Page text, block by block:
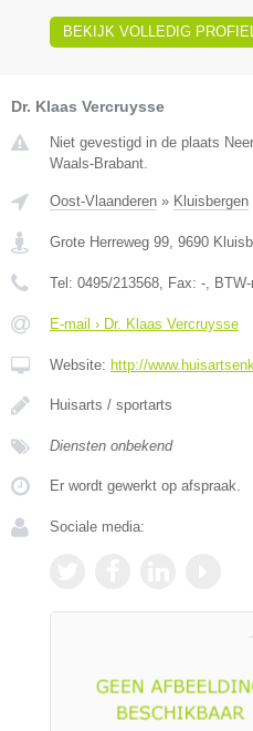
BEKIJK VOLLEDIG PROFIEL
Dr. Klaas Vercruysse
Niet gevestigd in de plaats
Waals-Brabant.
Oost-Vlaanderen » Kluisbergen
Grote Herreweg 99 9690
Tel: 0495/213568 , Fax: - ,
E-mail › Dr. Klaas Vercruysse
Website: http://
Huisarts / sportarts
Diensten onbekend
Er wordt gewerkt op afspraak.
Sociale media: